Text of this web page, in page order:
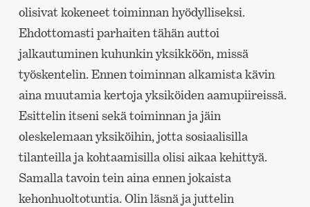
olisivat kokeneet toiminnan hyödylliseksi.
Ehdottomasti parhaiten tähän auttoi
jalkautuminen kuhunkin yksikköön, missä
työskentelin. Ennen toiminnan alkamista kävin
aina muutamia kertoja yksiköiden aamupiireissä.
Esittelin itseni sekä toiminnan ja jäin
oleskelemaan yksiköihin, jotta sosiaalisilla
tilanteilla ja kohtaamisilla olisi aikaa kehittyä.
Samalla tavoin tein aina ennen jokaista
kehonhuoltotuntia. Olin läsnä ja juttelin